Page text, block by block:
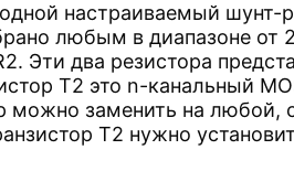
настраиваемый шунт-
любым в диапазоне от
Эти два резистора
Т2 это n-канальный
можно заменить на любой,
Т2 нужно